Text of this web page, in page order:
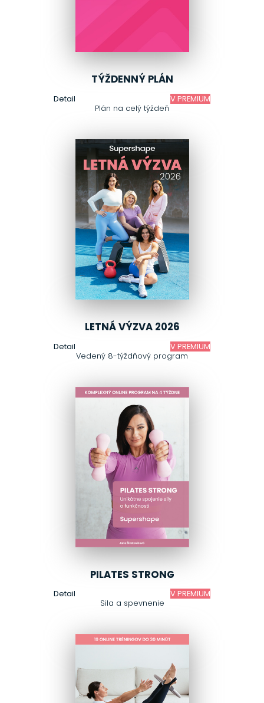
TÝŽDENNÝ PLÁN
Plán na celý týždeň
Detail V PREMIUM
LETNÁ VÝZVA 2026
Vedený 8-týždňový program
Detail V PREMIUM
PILATES STRONG
Sila a spevnenie
Detail V PREMIUM